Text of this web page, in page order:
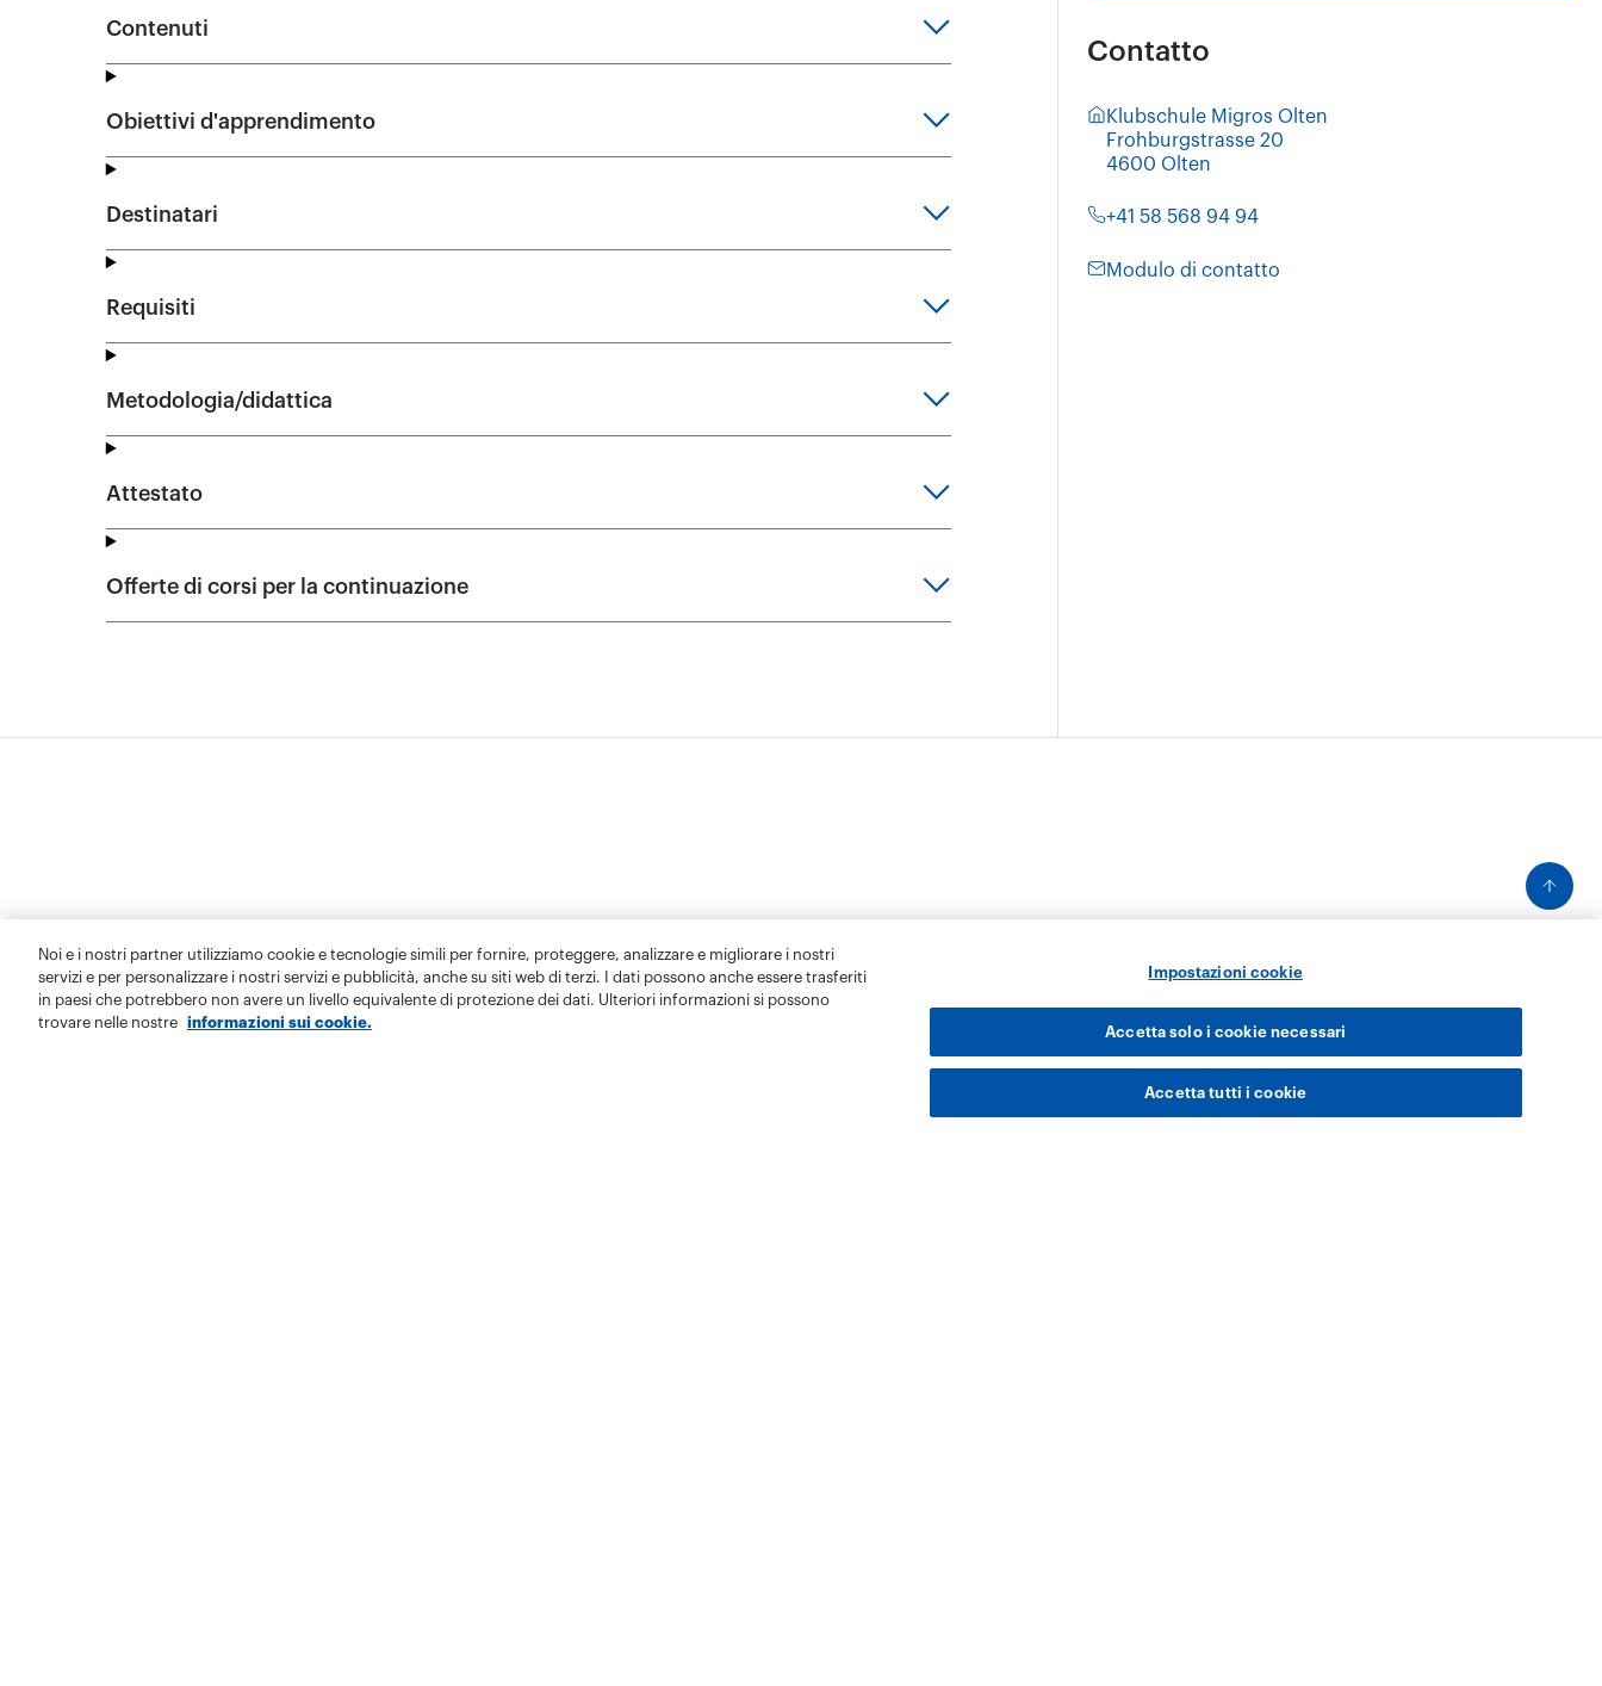
Noi e i nostri partner utilizziamo cookie e tecnologie simili per fornire, proteggere, analizzare e migliorare i nostri
servizi e per personalizzare i nostri servizi e pubblicità, anche su siti web di terzi. I dati possono anche essere trasferiti
in paesi che potrebbero non avere un livello equivalente di protezione dei dati. Ulteriori informazioni si possono
trovare nelle nostre
informazioni sui cookie.
Impostazioni cookie
Accetta solo i cookie necessari
Accetta tutti i cookie